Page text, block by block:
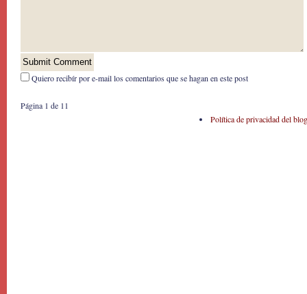
Quiero recibír por e-mail los comentarios que se hagan en este post
Página 1 de 1 1
Política de privacidad del